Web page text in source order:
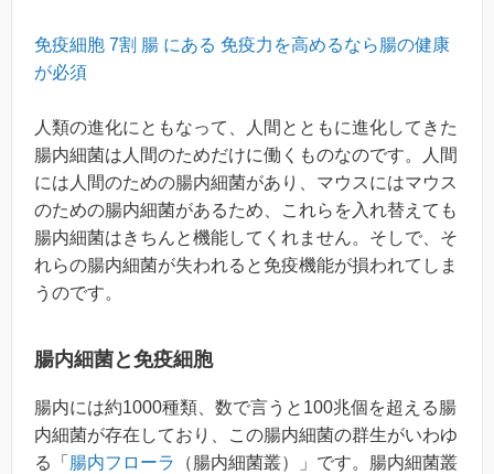
免疫細胞 7割 腸 にある 免疫力を高めるなら腸の健康
が必須
人類の進化にともなって、人間とともに進化してきた
腸内細菌は人間のためだけに働くものなのです。人間
には人間のための腸内細菌があり、マウスにはマウス
のための腸内細菌があるため、これらを入れ替えても
腸内細菌はきちんと機能してくれません。そしで、そ
れらの腸内細菌が失われると免疫機能が損われてしま
うのです。
腸内細菌と免疫細胞
腸内には約1000種類、数で言うと100兆個を超える腸
内細菌が存在しており、この腸内細菌の群生がいわゆ
る「 腸内フローラ
（腸内細菌叢）」です。腸内細菌叢